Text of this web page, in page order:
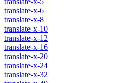
translate-x-6
translate-x-8
translate-x-10
translate-x-12
translate-x-16
translate-x-20
translate-x-24
translate-x-32